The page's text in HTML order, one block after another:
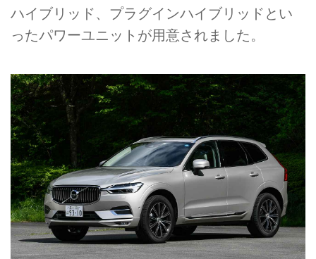
ハイブリッド、プラグインハイブリッドとい
ったパワーユニットが用意されました。